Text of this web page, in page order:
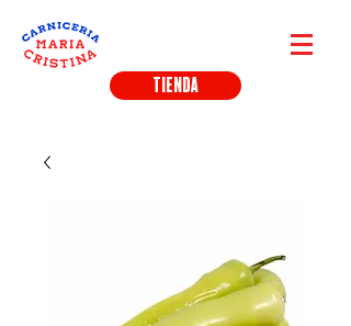
TIENDA